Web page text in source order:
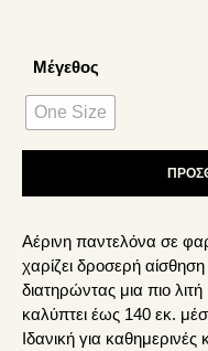
Μέγεθος
One Size
Αέρινη παντελόνα σε
χαρίζει δροσερή
διατηρώντας μια πιο
καλύπτει έως 140 εκ.
Ιδανική για καθημερινές